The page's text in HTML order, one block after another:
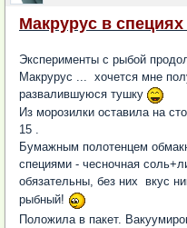
Макрурус в
Эксперименты с рыбой
Макрурус ... хочется мне
развалившуюся тушку
Из морозилки оставила на
15 .
Бумажным полотенцем
специями - чесночная
обязательны, без них вкус
рыбный!
Положила в пакет.